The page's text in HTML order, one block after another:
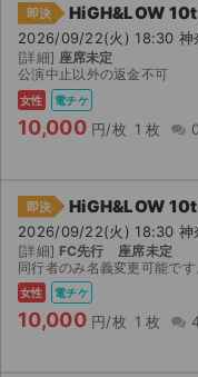
即決 HiGH&LOW
2026/09/22(火) 18:30 神
[詳細] 座席未定
公演中止以外の返金不可
女性 電チケ
10,000 円/枚 1 枚
即決 HiGH&LOW
2026/09/22(火) 18:30 神
[詳細] FC先行 座席未定
同行者のみ名義変更可能で
女性 電チケ
10,000 円/枚 1 枚